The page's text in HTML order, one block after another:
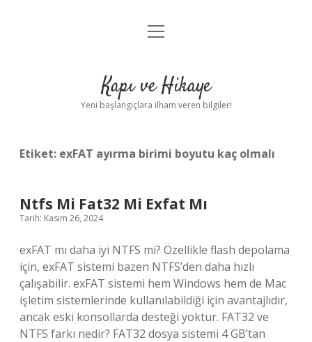
Anasayfa
Yasal Uyarı
menüyü
Kapı ve Hikaye
Yeni başlangıçlara ilham veren bilgiler!
Etiket: exFAT ayırma birimi boyutu kaç olmalı
Ntfs Mi Fat32 Mi Exfat Mı
Tarih: Kasım 26, 2024
exFAT mı daha iyi NTFS mi? Özellikle flash depolama
için, exFAT sistemi bazen NTFS’den daha hızlı
çalışabilir. exFAT sistemi hem Windows hem de Mac
işletim sistemlerinde kullanılabildiği için avantajlıdır,
ancak eski konsollarda desteği yoktur. FAT32 ve
NTFS farkı nedir? FAT32 dosya sistemi 4 GB’tan